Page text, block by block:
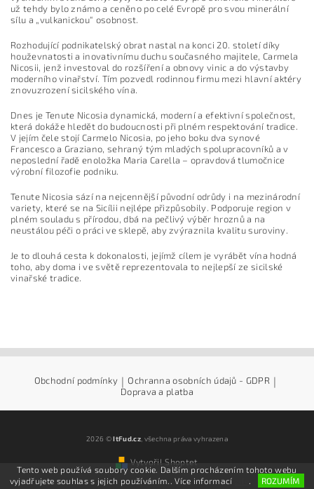
už tehdy bylo známo a ceněno po celé Evropě pro svou minerální
sílu a „vulkanickou“ osobnost.
Rozhodující podnikatelský obrat nastal na konci 20. století díky
houževnatosti a inovativnímu duchu současného majitele, Carmela
Nicosii, jenž investoval do rozšíření a obnovy vinic a do výstavby
moderního vinařství. Tím pozvedl rodinnou firmu mezi hlavní aktéry
znovuzrození sicilského vína.
Dnes je Tenute Nicosia dynamická, moderní a efektivní společnost,
která dokáže hledět do budoucnosti při plném respektování tradice.
V jejím čele stojí Carmelo Nicosia, po jeho boku dva synové
Francesco a Graziano, sehraný tým mladých spolupracovníků a v
neposlední řadě enoložka Maria Carella – opravdová tlumočnice
výrobní filozofie podniku.
Tenute Nicosia sází na nejcennější původní odrůdy i na mezinárodní
variety, které se na Sicílii nejlépe přizpůsobily. Podporuje region v
plném souladu s přírodou, dbá na pečlivý výběr hroznů a na
neustálou péči o práci ve sklepě, aby zvýraznila kvalitu suroviny.
Je to dlouhá cesta k dokonalosti, jejímž cílem je vyrábět vína hodná
toho, aby doma i ve světě reprezentovala to nejlepší ze sicilské
vinařské tradice.
Obchodní podmínky | Ochranna osobních údajů - GDPR |
Doprava a platba
2026 ©ItFud.cz, všechna práva vyhrazena
Vytvořil Shoptet
Tento web používá soubory cookie. Dalším procházením tohoto webu
vyjadřujete souhlas s jejich používáním.. Více informací
. ROZUMÍM